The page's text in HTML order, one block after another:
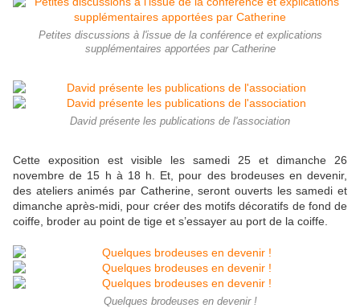
Petites discussions à l'issue de la conférence et explications
supplémentaires apportées par Catherine
David présente les publications de l'association
Cette exposition est visible les samedi 25 et dimanche 26
novembre de 15 h à 18 h. Et, pour des brodeuses en devenir,
des ateliers animés par Catherine, seront ouverts les samedi et
dimanche après-midi, pour créer des motifs décoratifs de fond de
coiffe, broder au point de tige et s’essayer au port de la coiffe.
Quelques brodeuses en devenir !